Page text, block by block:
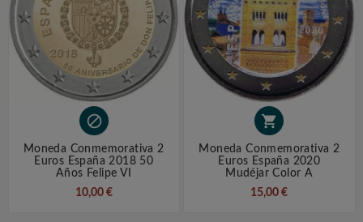

Moneda Conmemorativa 2
Euros España 2018 50
Años Felipe VI
10,00 €

Moneda Conmemorativa 2
Euros España 2020
Mudéjar Color A
15,00 €